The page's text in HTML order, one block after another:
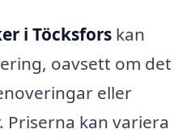
i Töcksfors kan
oavsett om det
eller
kan variera